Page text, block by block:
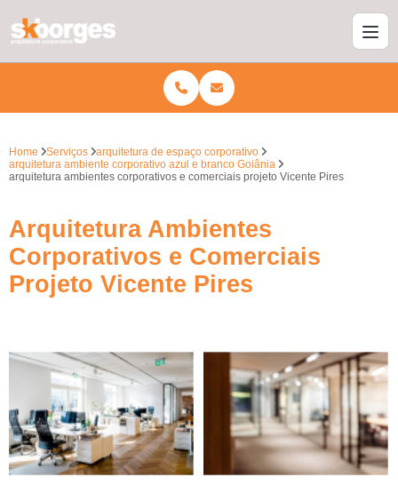
Home Serviços
arquitetura de espaço corporativo
arquitetura ambiente corporativo azul e branco Goiânia
arquitetura ambientes corporativos e comerciais projeto Vicente Pires
Arquitetura Ambientes
Corporativos e Comerciais
Projeto Vicente Pires